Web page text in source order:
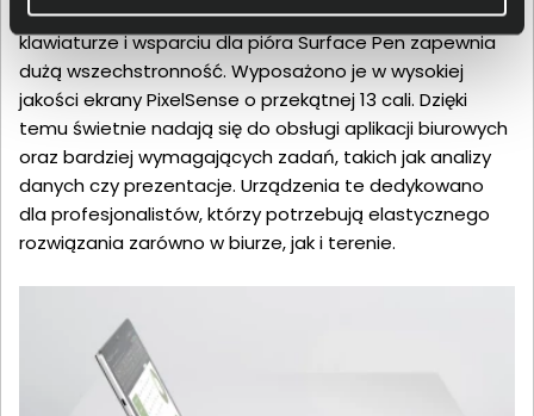
oferują większą moc obliczeniową. Dzięki odłączanej
klawiaturze i wsparciu dla pióra Surface Pen zapewnia
dużą wszechstronność. Wyposażono je w wysokiej
jakości ekrany PixelSense o przekątnej 13 cali. Dzięki
temu świetnie nadają się do obsługi aplikacji biurowych
oraz bardziej wymagających zadań, takich jak analizy
danych czy prezentacje. Urządzenia te dedykowano
dla profesjonalistów, którzy potrzebują elastycznego
rozwiązania zarówno w biurze, jak i terenie.